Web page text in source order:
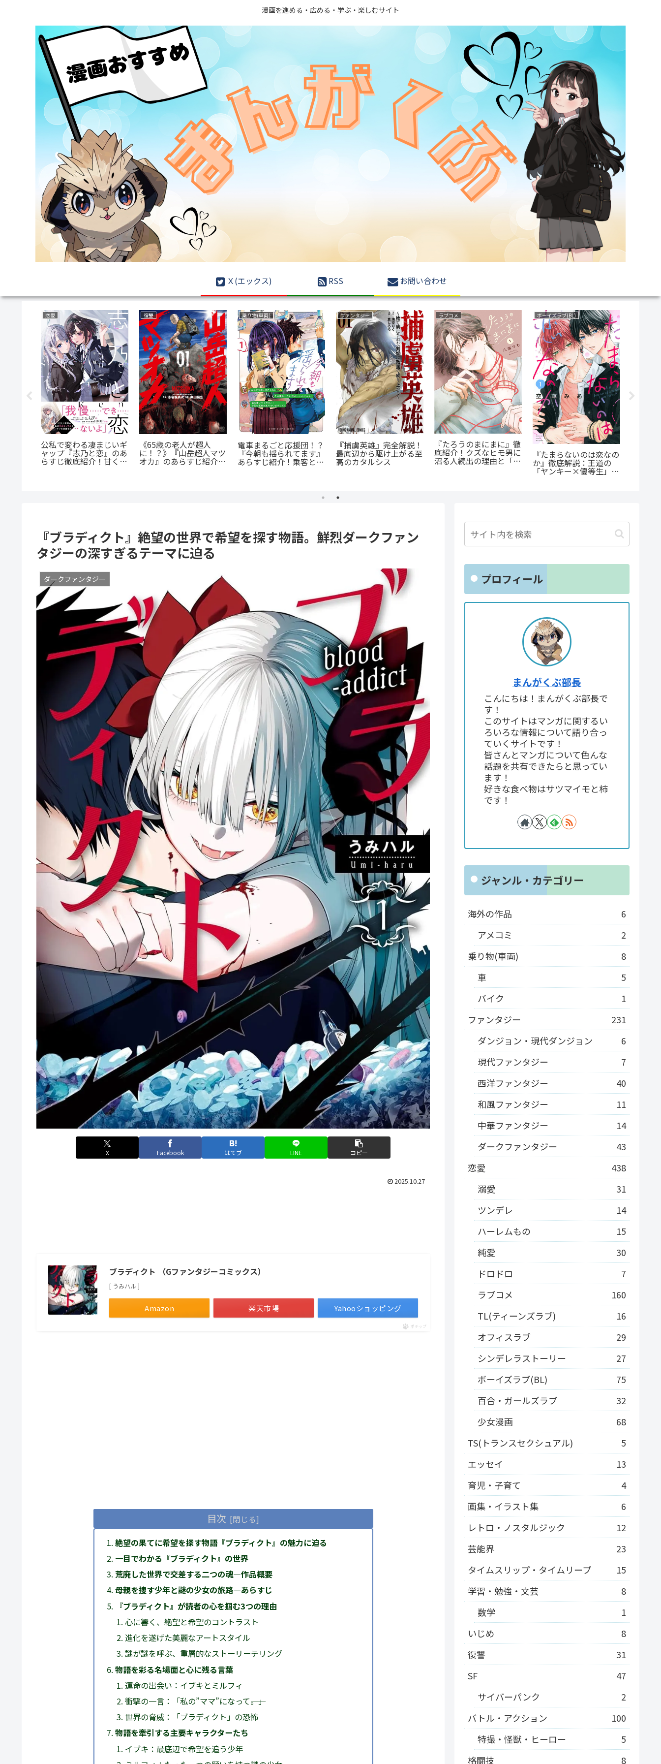
漫画を進める・広める・学ぶ・楽しむサイト
Ｘ(エックス) RSS お問い合わせ
恋愛
公私で変わる凄まじいギ
ャップ『志乃と恋』のあ
らすじ徹底紹介！甘くて
復讐
《65歳の老人が超人
に！？》『山岳超人マツ
オカ』のあらすじ紹介：
乗り物(車両)
電車まるごと応援団！？
『今朝も揺られてます』
あらすじ紹介！乗客と見
ファンタジー
『捕虜英雄』完全解説！
最底辺から駆け上がる至
高のカタルシス
ラブコメ
『たろうのまにまに』徹
底紹介！クズなヒモ男に
沼る人続出の理由と「ま
にまに」の意味とは？
ボーイズラブ(BL)
『たまらないのは恋なの
か』徹底解説：王道の
「ヤンキー×優等生」が
『ブラディクト』絶望の世界で希望を探す物語。鮮烈ダークファン
タジーの深すぎるテーマに迫る
ダークファンタジー
X Facebook はてブ LINE コピー
2025.10.27
ブラディクト （Gファンタジーコミックス）
[ うみハル ]
Amazon 楽天市場 Yahooショッピング
ポチップ
目次
絶望の果てに希望を探す物語『ブラディクト』の魅力に迫る
一目でわかる『ブラディクト』の世界
荒廃した世界で交差する二つの魂―作品概要
母親を捜す少年と謎の少女の旅路―あらすじ
『ブラディクト』が読者の心を掴む3つの理由
心に響く、絶望と希望のコントラスト
進化を遂げた美麗なアートスタイル
謎が謎を呼ぶ、重層的なストーリーテリング
物語を彩る名場面と心に残る言葉
運命の出会い：イブキとミルフィ
衝撃の一言：「私の”ママ”になって――。」
世界の脅威：「ブラディクト」の恐怖
物語を牽引する主要キャラクターたち
イブキ：最底辺で希望を追う少年
プロフィール
まんがくぶ部長
こんにちは！まんがくぶ部長で
す！
このサイトはマンガに関するい
ろいろな情報について語り合っ
ていくサイトです！
皆さんとマンガについて色んな
話題を共有できたらと思ってい
ます！
好きな食べ物はサツマイモと柿
です！
ジャンル・カテゴリー
海外の作品
6
アメコミ
2
乗り物(車両)
8
車
5
バイク
1
ファンタジー
231
ダンジョン・現代ダンジョン
6
現代ファンタジー
7
西洋ファンタジー
40
和風ファンタジー
11
中華ファンタジー
14
ダークファンタジー
43
恋愛
438
溺愛
31
ツンデレ
14
ハーレムもの
15
純愛
30
ドロドロ
7
ラブコメ
160
TL(ティーンズラブ)
16
オフィスラブ
29
シンデレラストーリー
27
ボーイズラブ(BL)
75
百合・ガールズラブ
32
少女漫画
68
TS(トランスセクシュアル)
5
エッセイ
13
育児・子育て
4
画集・イラスト集
6
レトロ・ノスタルジック
12
芸能界
23
タイムスリップ・タイムリープ
15
学習・勉強・文芸
8
数学
1
いじめ
8
復讐
31
SF
47
サイバーパンク
2
バトル・アクション
100
特撮・怪獣・ヒーロー
5
格闘技
8